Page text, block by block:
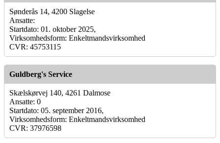
Sønderås 14, 4200 Slagelse
Ansatte:
Startdato: 01. oktober 2025,
Virksomhedsform: Enkeltmandsvirksomhed
CVR: 45753115
Guldberg's Service
Skælskørvej 140, 4261 Dalmose
Ansatte: 0
Startdato: 05. september 2016,
Virksomhedsform: Enkeltmandsvirksomhed
CVR: 37976598